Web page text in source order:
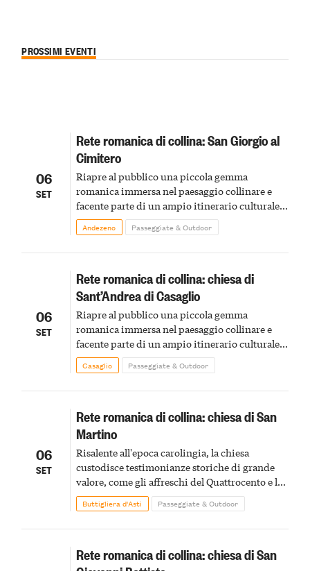
PROSSIMI EVENTI
06
SET
Rete romanica di collina: San Giorgio al
Cimitero
Riapre al pubblico una piccola gemma
romanica immersa nel paesaggio collinare e
facente parte di un ampio itinerario culturale e
storico
Andezeno Passeggiate & Outdoor
06
SET
Rete romanica di collina: chiesa di
Sant’Andrea di Casaglio
Riapre al pubblico una piccola gemma
romanica immersa nel paesaggio collinare e
facente parte di un ampio itinerario culturale e
storico
Casaglio Passeggiate & Outdoor
06
SET
Rete romanica di collina: chiesa di San
Martino
Risalente all'epoca carolingia, la chiesa
custodisce testimonianze storiche di grande
valore, come gli affreschi del Quattrocento e le
incisioni sulle pareti che raccontano eventi
storici locali
Buttigliera d'Asti Passeggiate & Outdoor
Rete romanica di collina: chiesa di San